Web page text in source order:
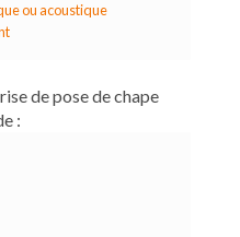
ou acoustique
de pose de chape
: